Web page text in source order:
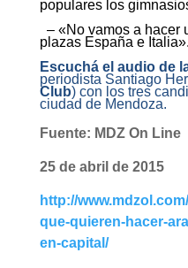
populares los
– «No vamos a hacer
plazas España e
Escuchá el audio de
periodista Santiago
Club) con los tres
ciudad de Mendoza.
Fuente: MDZ On Line
25 de abril de 2015
http://
que-quieren-hacer-
en-capital/